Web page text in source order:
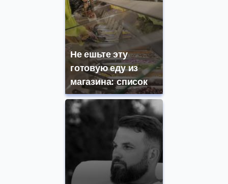
Не ешьте эту
готовую еду из
магазина: список